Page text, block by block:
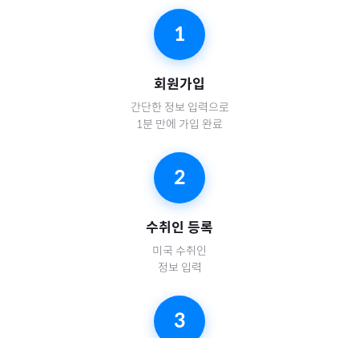
1
회원가입
간단한 정보 입력으로
1분 만에 가입 완료
2
수취인 등록
미국 수취인
정보 입력
3